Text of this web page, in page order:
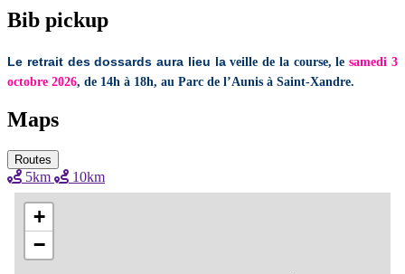
Bib pickup
Le retrait des dossards aura lieu laveille de la course, lesamedi 3
octobre 2026, de 14h à 18h, au Parc de l’Aunis à Saint-Xandre.
Maps
Routes
5km 10km